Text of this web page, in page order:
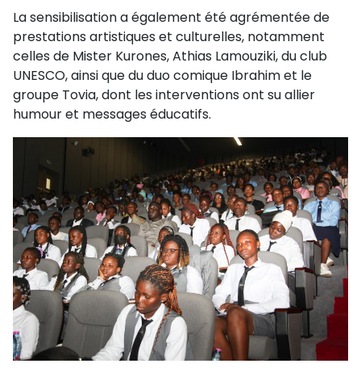
La sensibilisation a également été agrémentée de
prestations artistiques et culturelles, notamment
celles de Mister Kurones, Athias Lamouziki, du club
UNESCO, ainsi que du duo comique Ibrahim et le
groupe Tovia, dont les interventions ont su allier
humour et messages éducatifs.